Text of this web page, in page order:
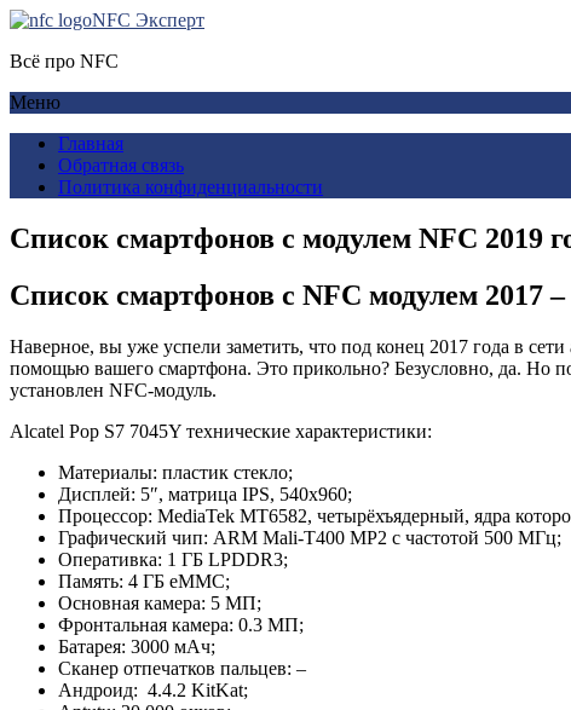
NFC Эксперт
Всё про NFC
Меню
Главная
Обратная связь
Политика конфиденциальности
Список смартфонов с модулем NFC 2019
Список смартфонов с NFC модулем 2017 –
Наверное, вы уже успели заметить, что под конец 2017 года в
помощью вашего смартфона. Это прикольно? Безусловно, да. Но
установлен NFC-модуль.
Alcatel Pop S7 7045Y технические характеристики:
Материалы: пластик стекло;
Дисплей: 5″, матрица IPS, 540х960;
Процессор: MediaTek MT6582, четырёхъядерный, ядра
Графический чип: ARM Mali-T400 MP2 с частотой 500 МГц;
Оперативка: 1 ГБ LPDDR3;
Память: 4 ГБ eMMC;
Основная камера: 5 МП;
Фронтальная камера: 0.3 МП;
Батарея: 3000 мАч;
Сканер отпечатков пальцев: –
Андроид: 4.4.2 KitKat;